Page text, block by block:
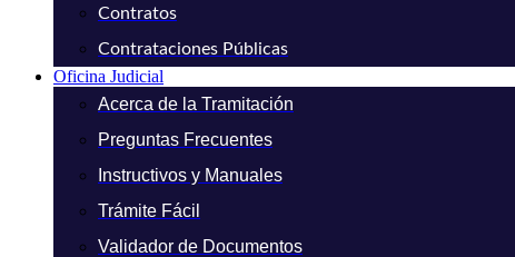
Contratos
Contrataciones Públicas
Oficina Judicial
Acerca de la Tramitación
Preguntas Frecuentes
Instructivos y Manuales
Trámite Fácil
Validador de Documentos